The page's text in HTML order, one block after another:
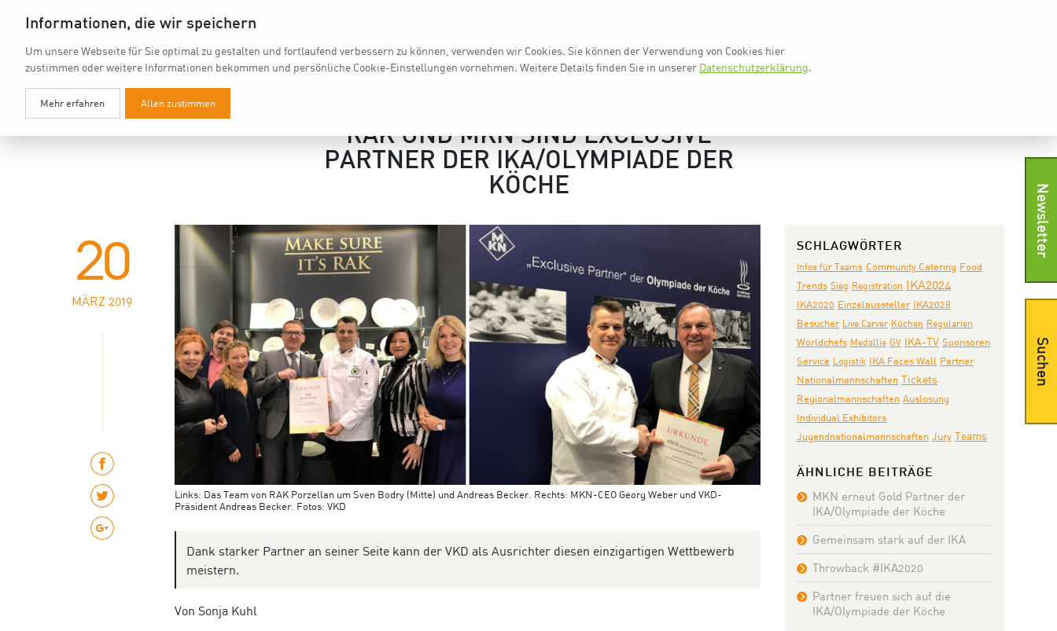
AUF EINEN BLICK IKA 2024 NEWS IKA TV PRESSE
RAK UND MKN SIND EXCLUSIVE
PARTNER DER IKA/OLYMPIADE DER
KÖCHE
20
MÄRZ 2019
Links: Das Team von RAK Porzellan um Sven Bodry (Mitte) und Andreas Becker. Rechts: MKN-CEO Georg Weber und VKD-
Präsident Andreas Becker. Fotos: VKD
Dank starker Partner an seiner Seite kann der VKD als Ausrichter diesen einzigartigen Wettbewerb
meistern.
Von Sonja Kuhl
SCHLAGWÖRTER
Infos für Teams Community Catering Food
Trends Sieg Registration IKA2024
IKA2020 Einzelaussteller IKA2028
Besucher Live Carver Küchen Regularien
Worldchefs Medallie GV IKA-TV Sponsoren
Service Logistik IKA Faces Wall Partner
Nationalmannschaften Tickets
Regionalmannschaften Auslosung
Individual Exhibitors
Jugendnationalmannschaften Jury Teams
ÄHNLICHE BEITRÄGE
MKN erneut Gold Partner der
IKA/Olympiade der Köche
Gemeinsam stark auf der IKA
Throwback #IKA2020
Partner freuen sich auf die
IKA/Olympiade der Köche
Newsletter
Suchen
Informationen, die wir speichern
Um unsere Webseite für Sie optimal zu gestalten und fortlaufend verbessern zu können, verwenden wir Cookies. Sie können der Verwendung von Cookies hier
zustimmen oder weitere Informationen bekommen und persönliche Cookie-Einstellungen vornehmen. Weitere Details finden Sie in unserer Datenschutzerklärung.
Mehr erfahren Allen zustimmen